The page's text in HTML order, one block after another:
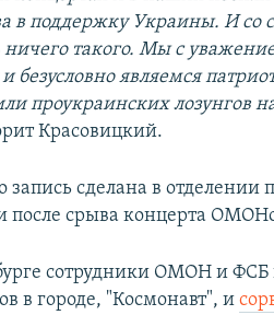
в поддержку Украины. И со
ничего такого. Мы с
безусловно являемся
проукраинских лозунгов
Красовицкий.
запись сделана в отделении
после срыва концерта
сотрудники ОМОН и ФСБ
в городе, "Космонавт", и